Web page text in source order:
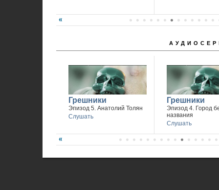
Грешники
Эпизод 5. Анатолий Толян
Слушать
Грешники
Эпизод 4. Город
названия
Слушать